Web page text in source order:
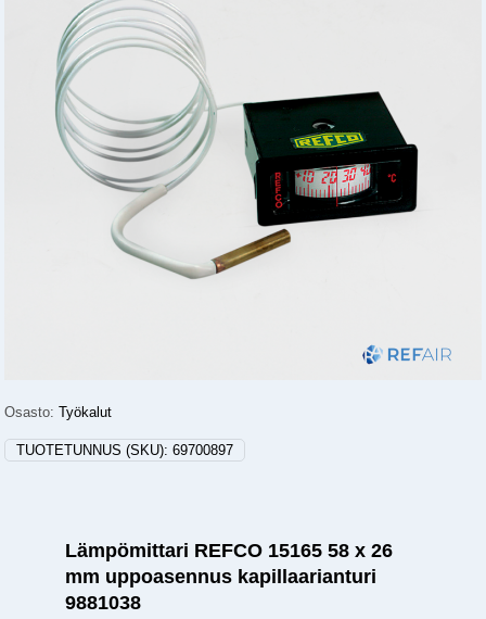
Osasto:Työkalut
TUOTETUNNUS (SKU):69700897
Lämpömittari REFCO 15165 58 x 26
mm uppoasennus kapillaarianturi
9881038